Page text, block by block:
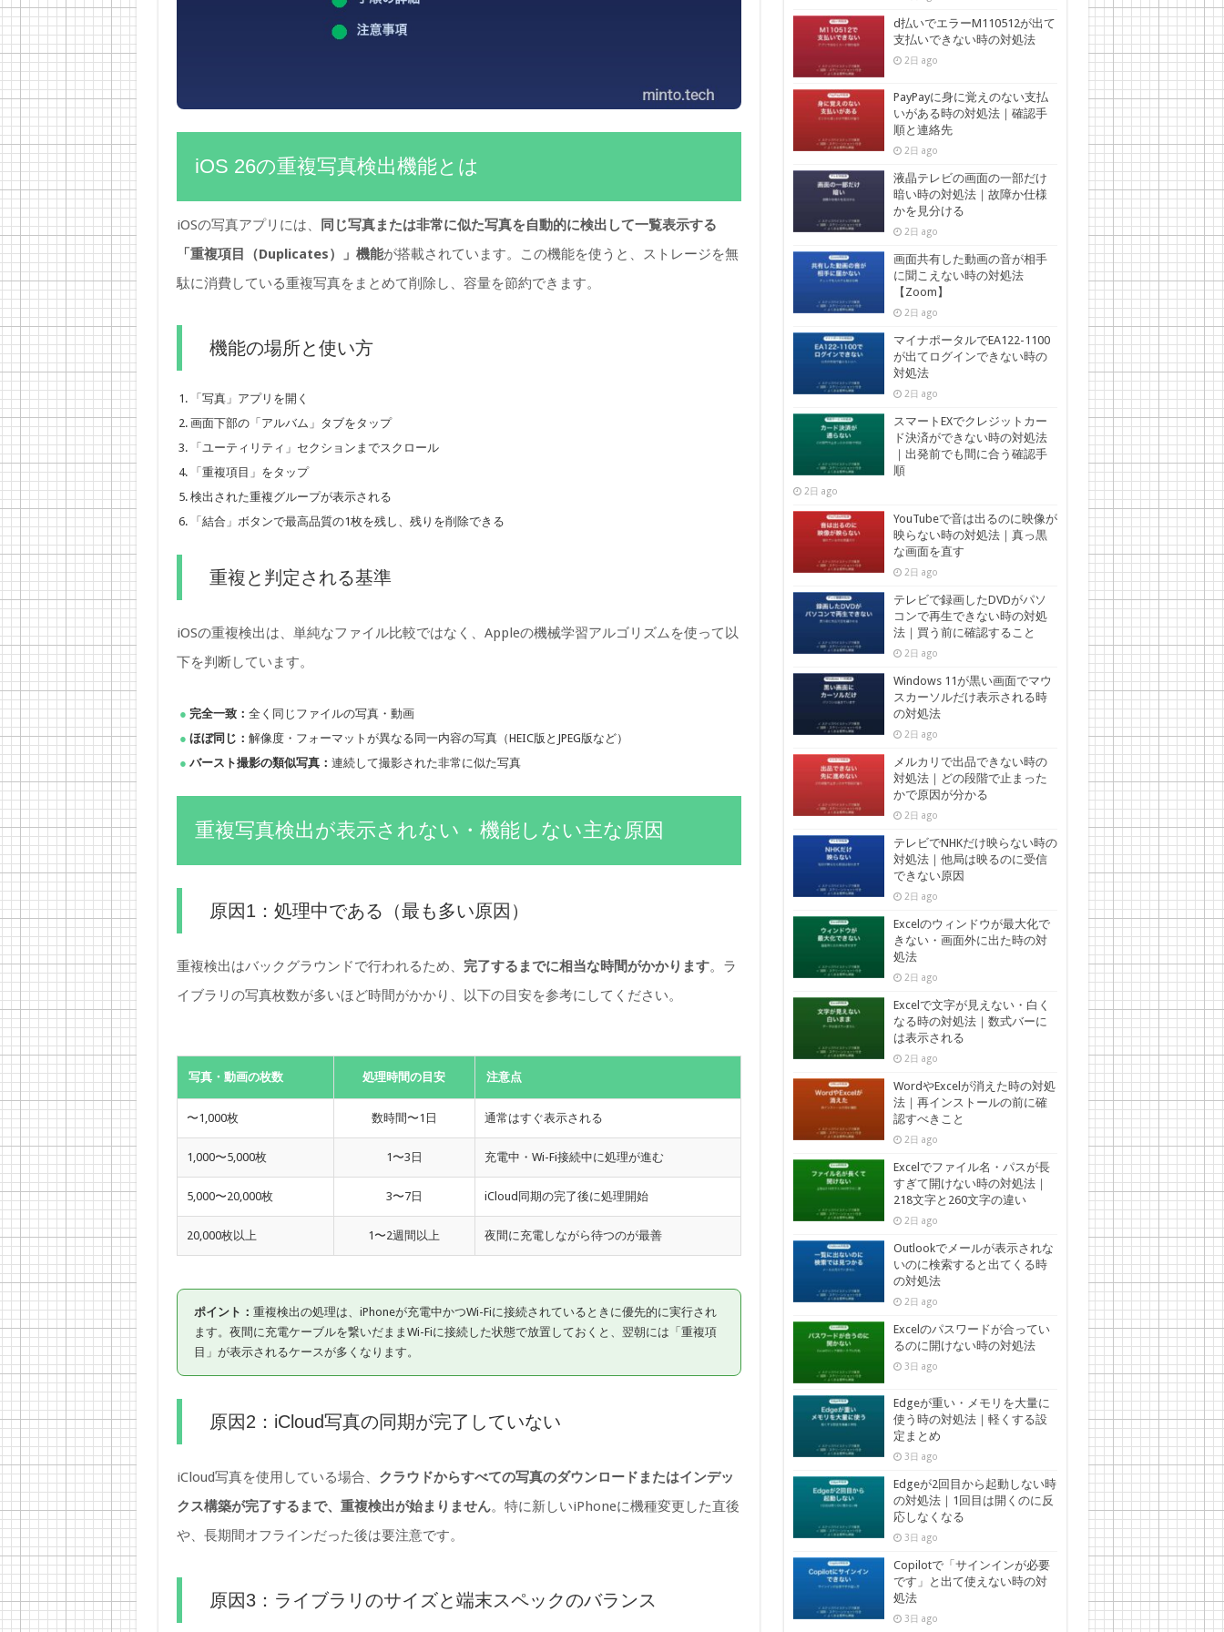
iOS 26の重複写真検出機能とは
iOSの写真アプリには、
同じ写真または非常に似た写真を自動的に検出して一覧表示する
「重複項目（Duplicates）」機能が搭載されています。この機能を使うと、ストレージを無
駄に消費している重複写真をまとめて削除し、容量を節約できます。
機能の場所と使い方
「写真」アプリを開く
画面下部の「アルバム」タブをタップ
「ユーティリティ」セクションまでスクロール
「重複項目」をタップ
検出された重複グループが表示される
「結合」ボタンで最高品質の1枚を残し、残りを削除できる
重複と判定される基準
iOSの重複検出は、単純なファイル比較ではなく、Appleの機械学習アルゴリズムを使って以
下を判断しています。
完全一致：全く同じファイルの写真・動画
ほぼ同じ：解像度・フォーマットが異なる同一内容の写真（HEIC版とJPEG版など）
バースト撮影の類似写真：連続して撮影された非常に似た写真
重複写真検出が表示されない・機能しない主な原因
原因1：処理中である（最も多い原因）
重複検出はバックグラウンドで行われるため、 完了するまでに相当な時間がかかります。ラ
イブラリの写真枚数が多いほど時間がかかり、以下の目安を参考にしてください。
写真・動画の枚数 処理時間の目安 注意点
〜1,000枚 数時間〜1日 通常はすぐ表示される
1,000〜5,000枚 1〜3日 充電中・Wi-Fi接続中に処理が進む
5,000〜20,000枚 3〜7日 iCloud同期の完了後に処理開始
20,000枚以上 1〜2週間以上 夜間に充電しながら待つのが最善
ポイント： 重複検出の処理は、iPhoneが充電中かつWi-Fiに接続されているときに優先的に実行され
ます。夜間に充電ケーブルを繋いだままWi-Fiに接続した状態で放置しておくと、翌朝には「重複項
目」が表示されるケースが多くなります。
原因2：iCloud写真の同期が完了していない
iCloud写真を使用している場合、 クラウドからすべての写真のダウンロードまたはインデッ
クス構築が完了するまで、重複検出が始まりません。特に新しいiPhoneに機種変更した直後
や、長期間オフラインだった後は要注意です。
原因3：ライブラリのサイズと端末スペックのバランス
d払いでエラーM110512が出て
支払いできない時の対処法
2日 ago
PayPayに身に覚えのない支払
いがある時の対処法｜確認手
順と連絡先
2日 ago
液晶テレビの画面の一部だけ
暗い時の対処法｜故障か仕様
かを見分ける
2日 ago
画面共有した動画の音が相手
に聞こえない時の対処法
【Zoom】
2日 ago
マイナポータルでEA122-1100
が出てログインできない時の
対処法
2日 ago
スマートEXでクレジットカー
ド決済ができない時の対処法
｜出発前でも間に合う確認手
順
2日 ago
YouTubeで音は出るのに映像が
映らない時の対処法｜真っ黒
な画面を直す
2日 ago
テレビで録画したDVDがパソ
コンで再生できない時の対処
法｜買う前に確認すること
2日 ago
Windows 11が黒い画面でマウ
スカーソルだけ表示される時
の対処法
2日 ago
メルカリで出品できない時の
対処法｜どの段階で止まった
かで原因が分かる
2日 ago
テレビでNHKだけ映らない時の
対処法｜他局は映るのに受信
できない原因
2日 ago
Excelのウィンドウが最大化で
きない・画面外に出た時の対
処法
2日 ago
Excelで文字が見えない・白く
なる時の対処法｜数式バーに
は表示される
2日 ago
WordやExcelが消えた時の対処
法｜再インストールの前に確
認すべきこと
2日 ago
Excelでファイル名・パスが長
すぎて開けない時の対処法｜
218文字と260文字の違い
2日 ago
Outlookでメールが表示されな
いのに検索すると出てくる時
の対処法
2日 ago
Excelのパスワードが合ってい
るのに開けない時の対処法
3日 ago
Edgeが重い・メモリを大量に
使う時の対処法｜軽くする設
定まとめ
3日 ago
Edgeが2回目から起動しない時
の対処法｜1回目は開くのに反
応しなくなる
3日 ago
Copilotで「サインインが必要
です」と出て使えない時の対
処法
3日 ago